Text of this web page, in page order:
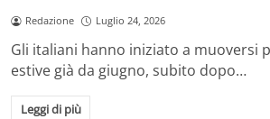
Redazione Luglio 24, 2026
Gli italiani hanno iniziato a muoversi
estive già da giugno, subito dopo…
Leggi di più